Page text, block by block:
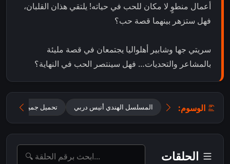
أعمال منطوٍ لا مكان للحب في حياته! يلتقي هذان القلبان،
فهل ستزهر بينهما قصة حب؟
سريتي جها وشابير أهلواليا يجتمعان في قصة مليئة
بالمشاعر والتحديات… فهل سينتصر الحب في النهاية؟
الوسوم: المسلسل الهندي أنيس دربي تحميل جميع حلقات Oh Humnava – Tum Dena Saath Mera مترجمة
الحلقات